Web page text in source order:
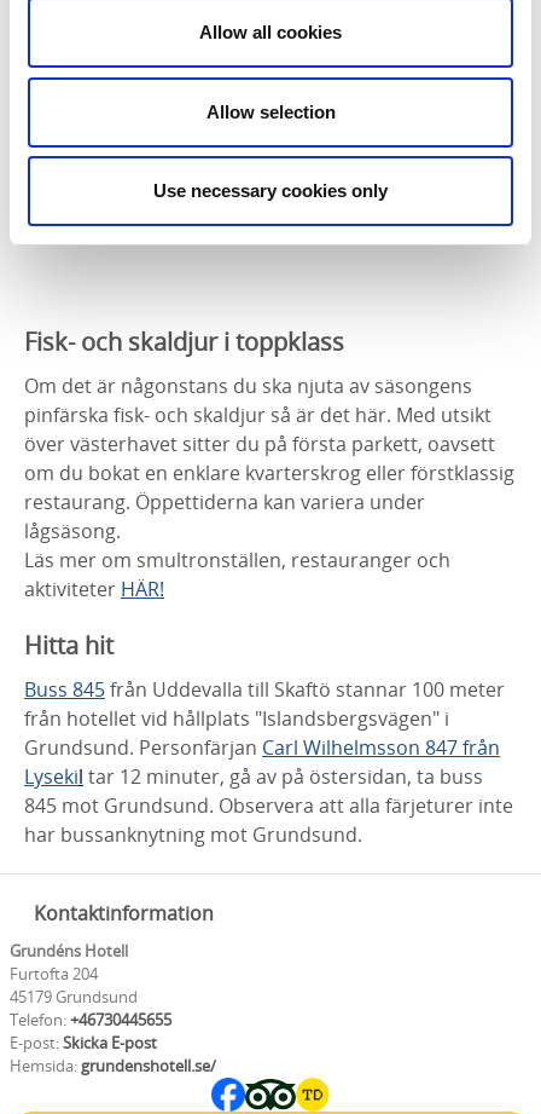
Allow all cookies
Allow selection
Use necessary cookies only
Fisk- och skaldjur i toppklass
Om det är någonstans du ska njuta av säsongens
pinfärska fisk- och skaldjur så är det här. Med utsikt
över västerhavet sitter du på första parkett, oavsett
om du bokat en enklare kvarterskrog eller förstklassig
restaurang. Öppettiderna kan variera under
lågsäsong.
Läs mer om smultronställen, restauranger och
aktiviteter HÄR!
Hitta hit
Buss 845från Uddevalla till Skaftö stannar 100 meter
från hotellet vid hållplats "Islandsbergsvägen" i
Grundsund. Personfärjan Carl Wilhelmsson 847 från
Lysekil tar 12 minuter, gå av på östersidan, ta buss
845 mot Grundsund. Observera att alla färjeturer inte
har bussanknytning mot Grundsund.
Kontaktinformation
Grundéns Hotell
Furtofta 204
45179 Grundsund
Telefon:+46730445655
E-post:Skicka E-post
Hemsida:grundenshotell.se/